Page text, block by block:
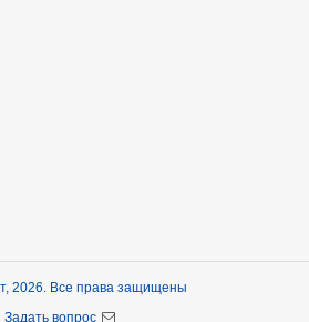
2026. Все права защищены
Задать вопрос